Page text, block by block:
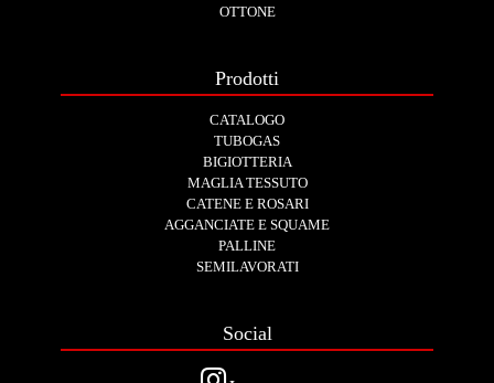
OTTONE
Prodotti
CATALOGO
TUBOGAS
BIGIOTTERIA
MAGLIA TESSUTO
CATENE E ROSARI
AGGANCIATE E SQUAME
PALLINE
SEMILAVORATI
Social